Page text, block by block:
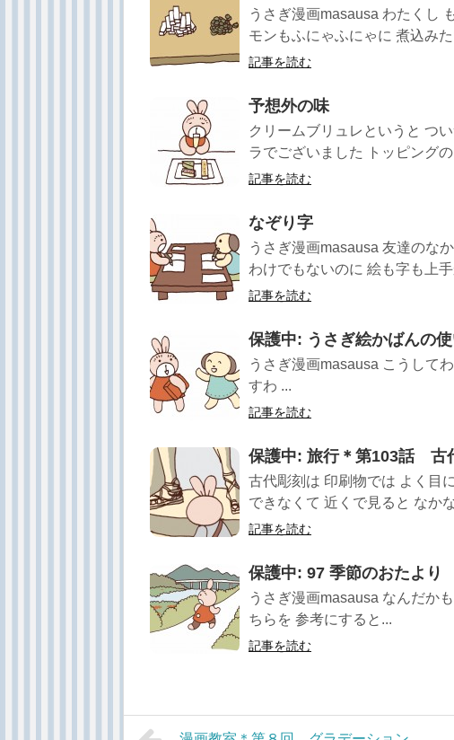
うさぎ漫画masausa わたくし
モンもふにゃふにゃに 煮込み
記事を読む
予想外の味
クリームブリュレというと つ
ラでございました トッピングの
記事を読む
なぞり字
うさぎ漫画masausa 友達のな
わけでもないのに 絵も字も上
記事を読む
保護中: うさぎ絵かばんの
うさぎ漫画masausa こうして
すわ ...
記事を読む
保護中: 旅行＊第103話 古
古代彫刻は 印刷物では よく目
できなくて 近くで見ると なか
記事を読む
保護中: 97 季節のおたより
うさぎ漫画masausa なんだか
ちらを 参考にすると...
記事を読む